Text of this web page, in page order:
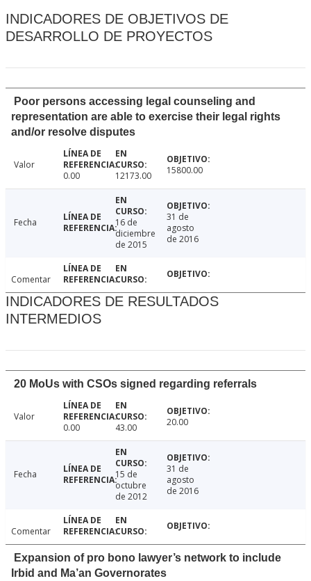
INDICADORES DE OBJETIVOS DE
DESARROLLO DE PROYECTOS
Poor persons accessing legal counseling and
representation are able to exercise their legal rights
and/or resolve disputes
Valor
0.00
12173.00 15800.00
Fecha
16 de
diciembre
de 2015
31 de
agosto
de 2016
Comentar
INDICADORES DE RESULTADOS
INTERMEDIOS
20 MoUs with CSOs signed regarding referrals
Valor
0.00
43.00 20.00
Fecha
15 de
octubre
de 2012
31 de
agosto
de 2016
Comentar
Expansion of pro bono lawyer’s network to include
Irbid and Ma’an Governorates